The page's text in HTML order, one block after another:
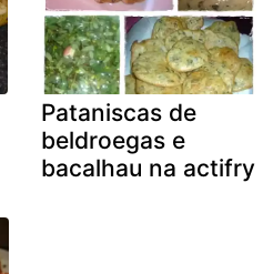
Pataniscas de
beldroegas e
bacalhau na actifry